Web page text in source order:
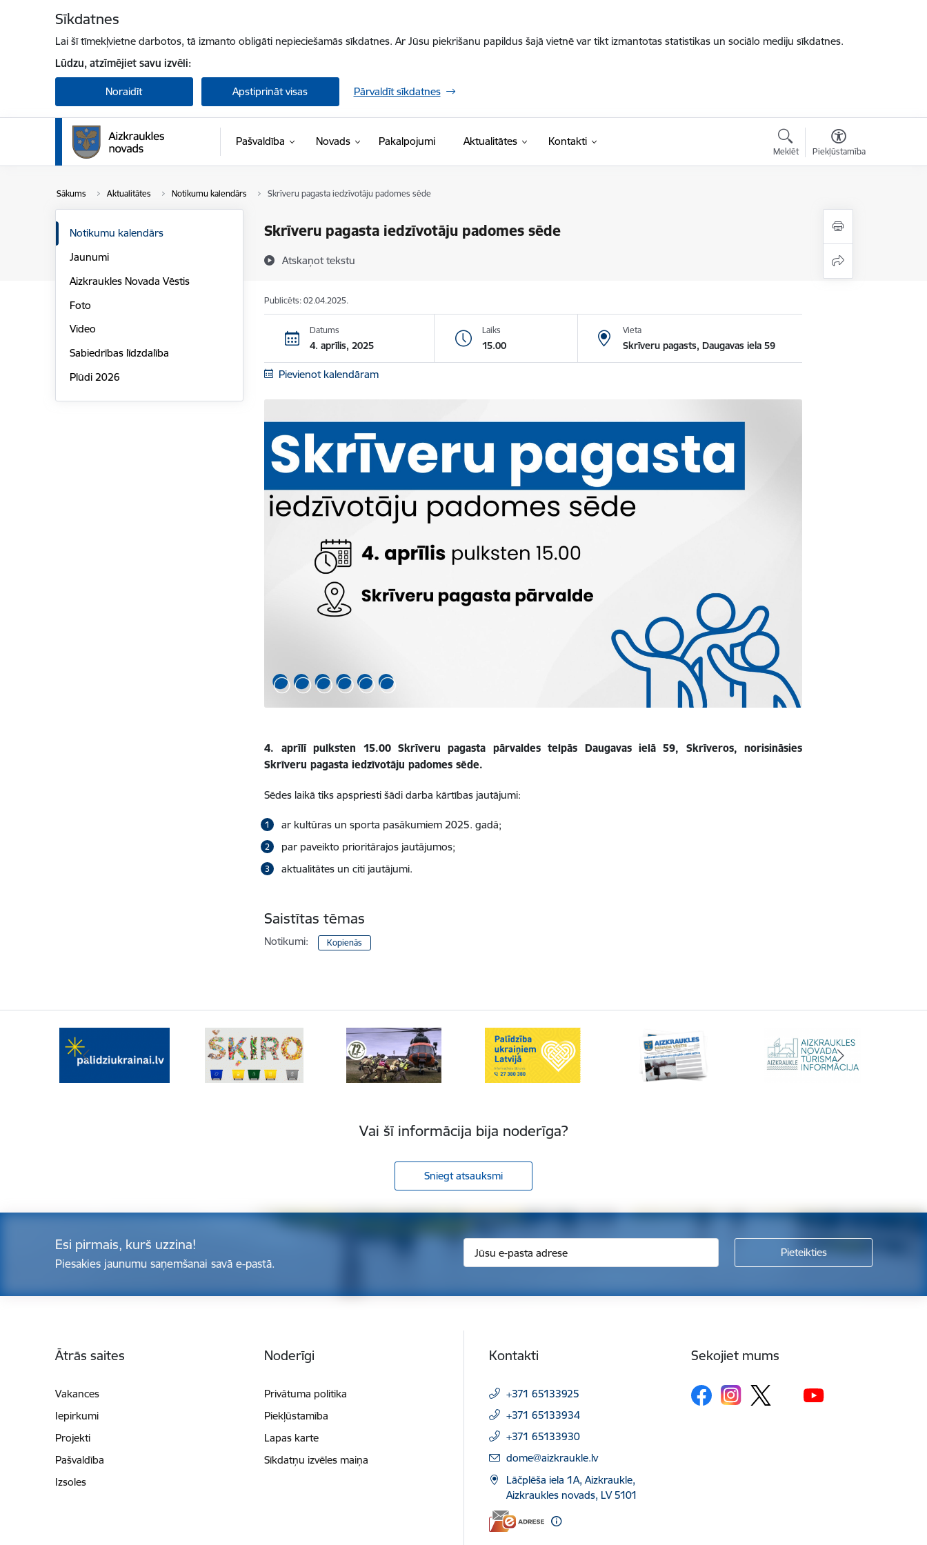
Sīkdatnes
Lai šī tīmekļvietne darbotos, tā izmanto obligāti nepieciešamās sīkdatnes. Ar Jūsu piekrišanu papildus šajā vietnē var tikt izmantotas statistikas un sociālo mediju sīkdatnes.
Lūdzu, atzīmējiet savu izvēli:
Noraidīt Apstiprināt visas Pārvaldīt sīkdatnes
Pašvaldība Novads Pakalpojumi Aktualitātes Kontakti
Meklēt Piekļūstamība
Sākums Aktualitātes Notikumu kalendārs Skrīveru pagasta iedzīvotāju padomes sēde
Skrīveru pagasta iedzīvotāju padomes sēde
Atskaņot tekstu
Notikumu kalendārs
Jaunumi
Aizkraukles Novada Vēstis
Foto
Video
Sabiedrības līdzdalība
Plūdi 2026
Publicēts: 02.04.2025.
Datums
4. aprīlis, 2025
Laiks
15.00
Vieta
Skrīveru pagasts, Daugavas iela 59
Pievienot kalendāram
4. aprīlī pulksten 15.00 Skrīveru pagasta pārvaldes telpās Daugavas ielā 59, Skrīveros, norisināsies
Skrīveru pagasta iedzīvotāju padomes sēde.
Sēdes laikā tiks apspriesti šādi darba kārtības jautājumi:
ar kultūras un sporta pasākumiem 2025. gadā;
par paveikto prioritārajos jautājumos;
aktualitātes un citi jautājumi.
Saistītas tēmas
Notikumi: Kopienās
Vai šī informācija bija noderīga?
Sniegt atsauksmi
Esi pirmais, kurš uzzina!
Piesakies jaunumu saņemšanai savā e-pastā.
Ātrās saites
Vakances
Iepirkumi
Projekti
Pašvaldība
Izsoles
Noderīgi
Privātuma politika
Piekļūstamība
Lapas karte
Sīkdatņu izvēles maiņa
Kontakti
+371 65133925
+371 65133934
+371 65133930
E-pasts:
dome@aizkraukle.lv
Lāčplēša iela 1A, Aizkraukle,
Aizkraukles novads, LV 5101
Sekojiet mums